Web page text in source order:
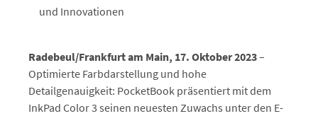
und Innovationen
Radebeul/Frankfurt am Main, 17. Oktober 2023–
Optimierte Farbdarstellung und hohe
Detailgenauigkeit: PocketBook präsentiert mit dem
InkPad Color 3 seinen neuesten Zuwachs unter den E-